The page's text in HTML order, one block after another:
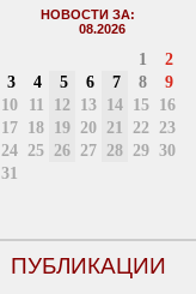
НОВОСТИ ЗА:
08.2026
1
2
3
4 5 6 7 8
9
10
11 12 13 14 15
16
17
18 19 20 21 22 23
24 25 26 27 28 29 30
31
ПУБЛИКАЦИИ